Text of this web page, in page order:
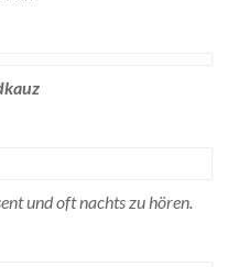
und oft nachts zu hören.